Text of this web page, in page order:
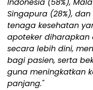
Indonesia (58%),
Singapura (28%),
tenaga kesehatan
apoteker diharapkan
secara lebih dini,
bagi pasien, serta
guna meningkatkan
panjang."